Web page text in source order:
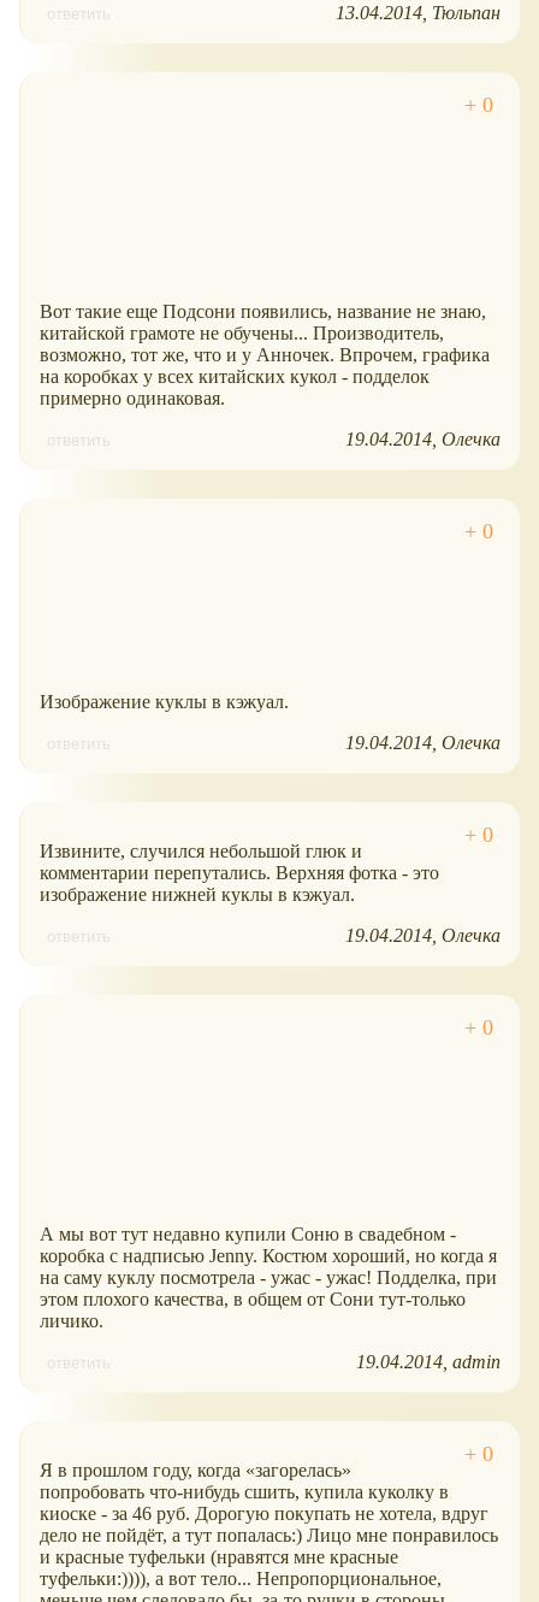
ответить 13.04.2014 Тюльпан
Вот такие еще Подсони появились, название не знаю,
китайской грамоте не обучены... Производитель,
возможно, тот же, что и у Анночек. Впрочем, графика
на коробках у всех китайских кукол - подделок
примерно одинаковая.
ответить 19.04.2014 Олечка
Изображение куклы в кэжуал.
ответить 19.04.2014 Олечка
Извините, случился небольшой глюк и
комментарии перепутались. Верхняя фотка - это
изображение нижней куклы в кэжуал.
ответить 19.04.2014 Олечка
А мы вот тут недавно купили Соню в свадебном -
коробка с надписью Jenny. Костюм хороший, но когда я
на саму куклу посмотрела - ужас - ужас! Подделка, при
этом плохого качества, в общем от Сони тут-только
личико.
ответить 19.04.2014 admin
Я в прошлом году, когда
загорелась
попробовать что-нибудь сшить, купила куколку в
киоске - за 46 руб. Дорогую покупать не хотела, вдруг
дело не пойдёт, а тут попалась:) Лицо мне понравилось
и красные туфельки (нравятся мне красные
туфельки:)))), а вот тело... Непропорциональное,